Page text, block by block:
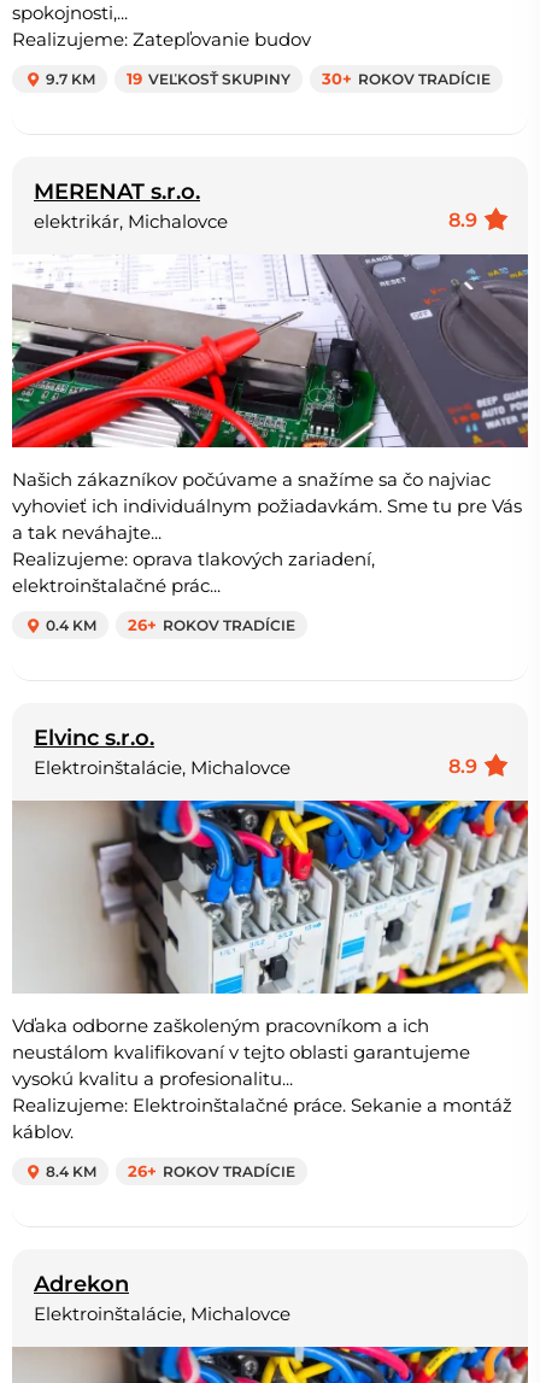
spokojnosti,...
Realizujeme: Zatepľovanie budov
9.7 KM 19 VEĽKOSŤ SKUPINY 30+ ROKOV TRADÍCIE
MERENAT s.r.o.
8.9
elektrikár, Michalovce
Našich zákazníkov počúvame a snažíme sa čo najviac
vyhovieť ich individuálnym požiadavkám. Sme tu pre Vás
a tak neváhajte...
Realizujeme: oprava tlakových zariadení,
elektroinštalačné prác...
0.4 KM 26+ ROKOV TRADÍCIE
Elvinc s.r.o.
8.9
Elektroinštalácie, Michalovce
Vďaka odborne zaškoleným pracovníkom a ich
neustálom kvalifikovaní v tejto oblasti garantujeme
vysokú kvalitu a profesionalitu...
Realizujeme: Elektroinštalačné práce. Sekanie a montáž
káblov.
8.4 KM 26+ ROKOV TRADÍCIE
Adrekon
Elektroinštalácie, Michalovce